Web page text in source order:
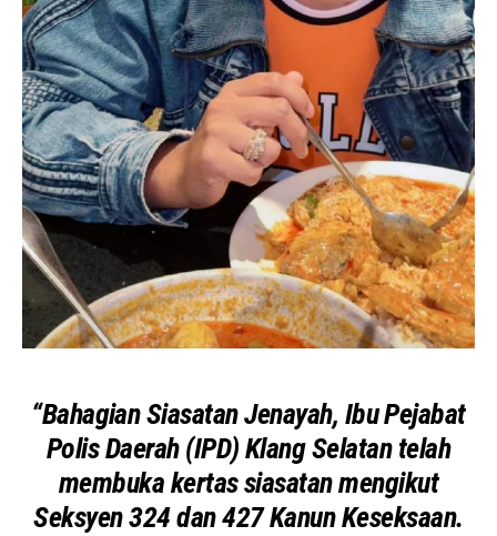
“Bahagian Siasatan Jenayah, Ibu Pejabat
Polis Daerah (IPD) Klang Selatan telah
membuka kertas siasatan mengikut
Seksyen 324 dan 427 Kanun Keseksaan.